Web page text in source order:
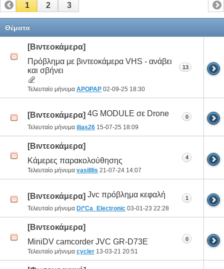
1 2 3
Θέματα
[Βιντεοκάμερα]
Πρόβλημα με βιντεοκάμερα VHS - ανάβει
και σβήνει
Τελευταίο μήνυμα APOPAP 02-09-25 18:30
13
[Βιντεοκάμερα] 4G MODULE σε Drone
Τελευταίο μήνυμα ilias26 15-07-25 18:09
0
[Βιντεοκάμερα]
Κάμερες παρακολούθησης
Τελευταίο μήνυμα vasilllis 21-07-24 14:07
4
[Βιντεοκάμερα] Jvc πρόβλημα κεφαλή
Τελευταίο μήνυμα Di*Ca_Electronic 03-01-23 22:28
1
[Βιντεοκάμερα]
MiniDV camcorder JVC GR-D73E
Τελευταίο μήνυμα cycler 13-03-21 20:51
0